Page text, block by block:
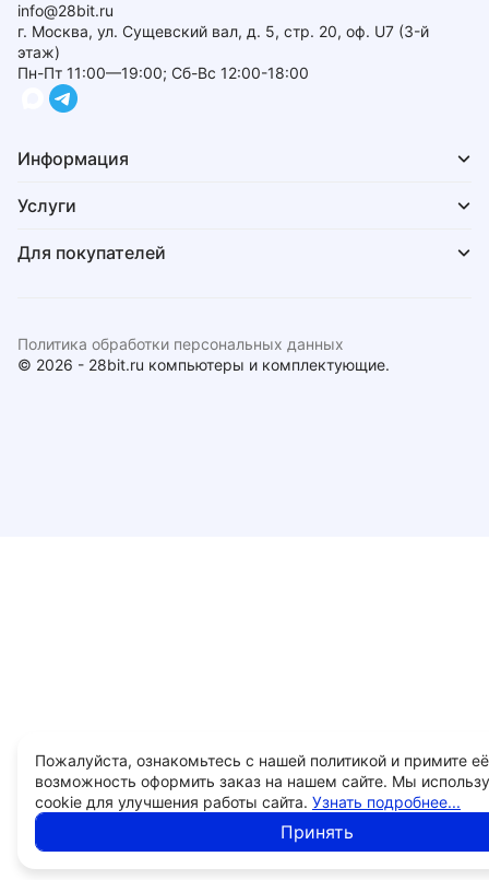
info@28bit.ru
г. Москва, ул. Сущевский вал, д. 5, стр. 20, оф. U7 (3-й
этаж)
Пн-Пт 11:00—19:00; Сб-Вс 12:00-18:00
Информация
Услуги
Для покупателей
© 2026 - 28bit.ru компьютеры и комплектующие.
Политика обработки персональных данных
Пожалуйста, ознакомьтесь с нашей политикой и примите
возможность оформить заказ на нашем сайте. Мы
cookie для улучшения работы сайта. Узнать подробнее...
Принять